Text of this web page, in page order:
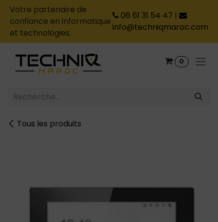
Votre partenaire de
confiance en informatique
et technologies.
06 61 31 54 47 |
info@techniqmaroc.com
0
Tous les produits